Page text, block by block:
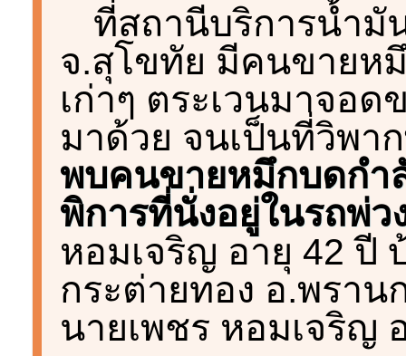
ที่สถานีบริการน้ำมั
จ.สุโขทัย มีคนขายห
เก่าๆ ตระเวนมาจอ
มาด้วย จนเป็นที่วิพา
พบคนขายหมึกบดกำ
พิการที่นั่งอยู่ในรถพ่ว
หอมเจริญ อายุ 42 ปี
กระต่ายทอง อ.พราน
นายเพชร หอมเจริญ